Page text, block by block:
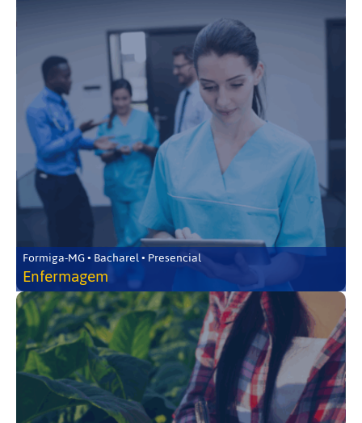
Formiga-MG • Bacharel • Presencial
Enfermagem